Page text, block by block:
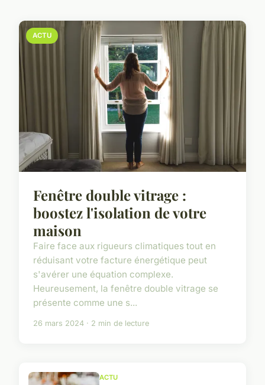
ACTU
Fenêtre double vitrage :
boostez l'isolation de votre
maison
Faire face aux rigueurs climatiques tout en
réduisant votre facture énergétique peut
s'avérer une équation complexe.
Heureusement, la fenêtre double vitrage se
présente comme une s...
26 mars 2024 · 2 min de lecture
ACTU